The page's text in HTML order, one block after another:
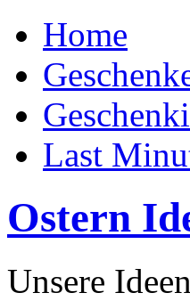
Home
Last
Ostern
Unsere